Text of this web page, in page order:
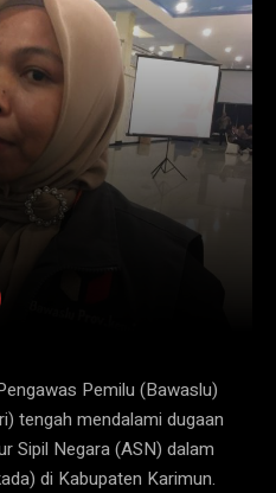
Pemilu (Bawaslu)
tengah mendalami dugaan
Sipil Negara (ASN) dalam
di Kabupaten Karimun.